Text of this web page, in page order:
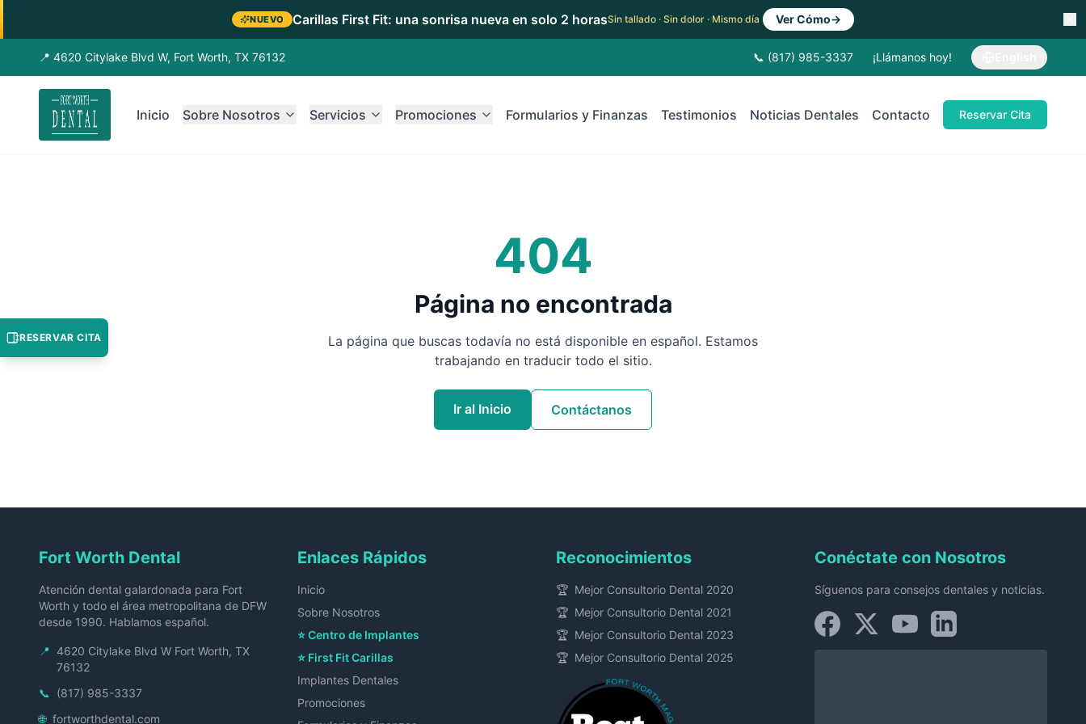
NUEVO Carillas First Fit: una sonrisa nueva en solo 2 horasSin tallado · Sin dolor · Mismo día Ver Cómo→
📍 4620 Citylake Blvd W, Fort Worth, TX 76132 📞 (817) 985-3337 ¡Llámanos hoy!
Inicio Sobre Nosotros Servicios Promociones Formularios y Finanzas Testimonios Noticias Dentales Contacto Reservar Cita
404
Página no encontrada
La página que buscas todavía no está disponible en español. Estamos
trabajando en traducir todo el sitio.
Ir al Inicio Contáctanos
Fort Worth Dental
Atención dental galardonada para Fort
Worth y todo el área metropolitana de DFW
desde 1990. Hablamos español.
📍 4620 Citylake Blvd W Fort Worth, TX
76132
📞 (817) 985-3337
🌐 fortworthdental.com
Enlaces Rápidos
Inicio
Sobre Nosotros
⭐ Centro de Implantes
⭐ First Fit Carillas
Implantes Dentales
Promociones
Reconocimientos
🏆 Mejor Consultorio Dental 2020
🏆 Mejor Consultorio Dental 2021
🏆 Mejor Consultorio Dental 2023
🏆 Mejor Consultorio Dental 2025
Conéctate con Nosotros
Síguenos para consejos dentales y noticias.
RESERVAR CITA